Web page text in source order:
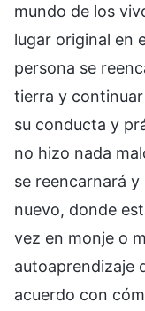
mundo de los
lugar original en
persona se
tierra y
su conducta y
no hizo nada
se reencarnará
nuevo, donde
vez en monje o
autoaprendizaje
acuerdo con